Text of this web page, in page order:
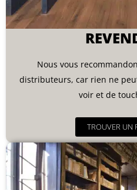
Nous vous
distributeurs, car rien ne
voir et de
TROUVER UN